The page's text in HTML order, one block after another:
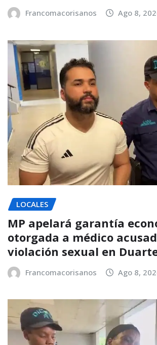
Francomacorisanos Ago 8,
LOCALES
MP apelará garantía
otorgada a médico
violación sexual en
Francomacorisanos Ago 8,